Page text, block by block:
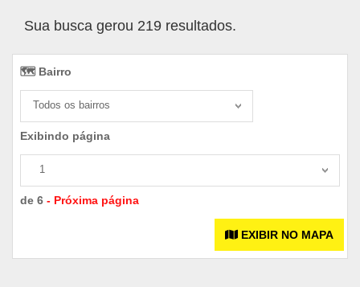
Sua busca gerou 219 resultados.
🗺️ Bairro️
Todos os bairros
Exibindo página
1
de 6 - Próxima página
EXIBIR NO MAPA